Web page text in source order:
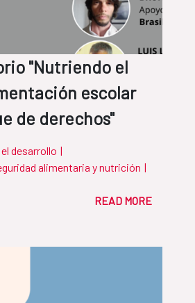
"Nutriendo el
escolar
de derechos"
desarrollo |
alimentaria y nutrición |
READ MORE